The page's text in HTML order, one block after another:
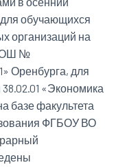
для обучающихся
организаций на
№
Оренбурга, для
«Экономика
базе факультета
ФГБОУ ВО